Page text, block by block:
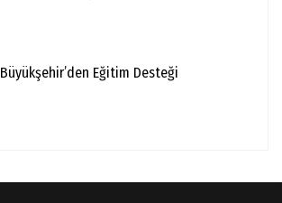
Büyükşehir’den Eğitim Desteği